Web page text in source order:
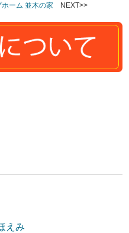
ホーム 並木の家 NEXT>>
えみ